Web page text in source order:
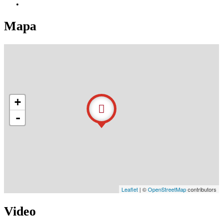
Mapa
+
-
Leaflet | ©OpenStreetMapcontributors
Video